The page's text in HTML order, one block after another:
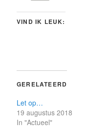
VIND IK LEUK:
GERELATEERD
Let op…
19 augustus 2018
In "Actueel"